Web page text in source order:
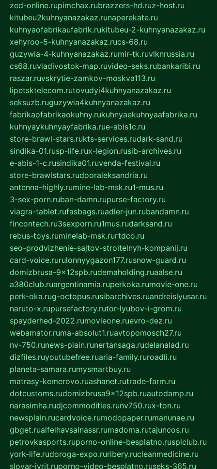
zed-online.rupimchax.rubrazzers-hd.ruz-host.ru
kitubeu2kuhnyanazakaz.runaperekate.ru
kuhnyaofabrikaufabrik.rukitubeu-2-kuhnyanazakaz.ru
xehyroo-5-kuhnyanazakaz.rucs-68.ru
guzywia-4-kuhnyanazakaz.rumir-tk.ruvlknrussia.ru
cs68.ruvladivostok-map.ruvideo-seks.rubankaribi.ru
raszar.ruvskrytie-zamkov-moskva113.ru
lipetsktelecom.rutovudyi4kuhnyanazakaz.ru
seksuzb.ruguzywia4kuhnyanazakaz.ru
fabrikaofabrikaokuhny.rukuhnyaekuhnyaafabrika.ru
kuhnyaykuhnyayfabrika.rue-abis1c.ru
store-brawl-stars.rukts-services.rudark-sand.ru
sindika-01.rusp-life.rux-legion.rusib-archives.ru
e-abis-1-c.rusindika01.ruvenda-festival.ru
store-brawlstars.rudooraleksandria.ru
antenna-highly.rumine-lab-msk.ru1-mus.ru
3-sex-porn.ruban-damn.rupurse-factory.ru
viagra-tablet.rufasbags.ruadler-jun.rubandamn.ru
fincontech.ru3sexporn.ru1mus.rudarksand.ru
rebus-toys.ruminelab-msk.rurtdco.ru
seo-prodvizhenie-sajtov-stroitelnyh-kompanij.ru
card-voice.rurulonnyygazon177.rusnow-guard.ru
domizbrusa-9x12spb.rudemaholding.ruaalse.ru
a380club.ruargentinamia.ruperkoka.rumovie-one.ru
perk-oka.rug-octopus.rusibarchives.ruandreislyusar.ru
naruto-x.rupursefactory.rutor-lyubov-i-grom.ru
spayderhed-2022.rumovieone.ruevro-dez.ru
webamator.ruma-absolut1.ruavtopomosch27.ru
nv-750.runews-plain.runertansaga.rudelanalad.ru
dizfiles.ruyoutubefree.ruaria-family.ruroadli.ru
planeta-samara.rumysmartbuy.ru
matrasy-kemerovo.ruashanet.rutrade-farm.ru
dotcustoms.rudomizbrusa9x12spb.ruautodamp.ru
narasimha.rudjcommodities.runv750.rux-ton.ru
newsplain.rucardvoice.rumodopaper.rumanunae.ru
gbget.rualfeihavsalnassr.rumadoma.rutajuncos.ru
petrovkasports.ruporno-online-besplatno.rusplclub.ru
york-life.rudoroga-expo.ruribery.rucleanmedicine.ru
slovar-ivrit.ruporno-video-besplatno.ruseks-365.ru